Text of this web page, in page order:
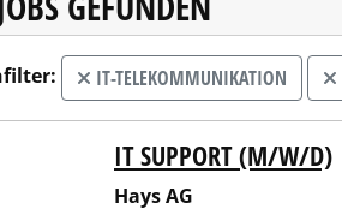
IT-TELEKOMMUNIKATION
IT SUPPORT (M/W/D)
Hays AG